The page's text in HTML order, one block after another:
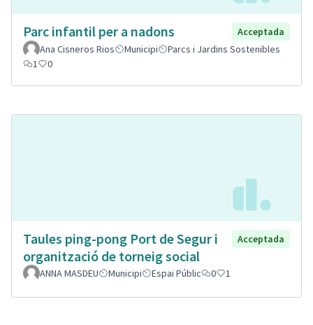
Parc infantil per a nadons
Acceptada
Ana Cisneros Rios
Municipi
Parcs i Jardins Sostenibles
1
0
Taules ping-pong Port de Segur i
organització de torneig social
Acceptada
ANNA MASDEU Municipi Espai Públic 0 1